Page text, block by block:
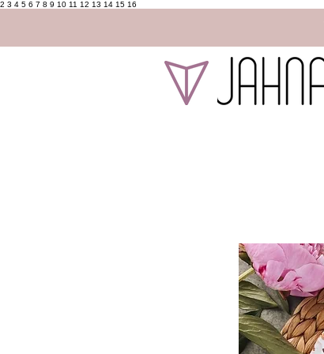
2 3 4 5 6 7 8 9 10 11 12 13 14 15 16